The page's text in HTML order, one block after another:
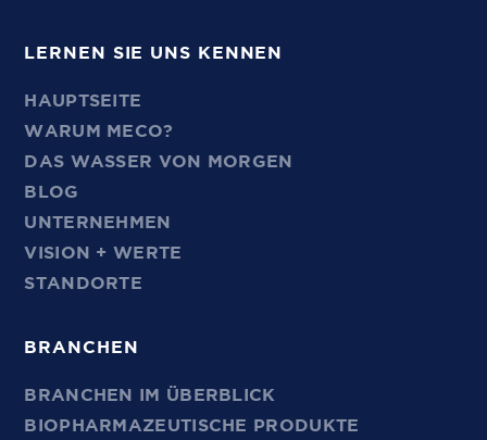
LERNEN SIE UNS KENNEN
HAUPTSEITE
WARUM MECO?
DAS WASSER VON MORGEN
BLOG
UNTERNEHMEN
VISION + WERTE
STANDORTE
BRANCHEN
BRANCHEN IM ÜBERBLICK
BIOPHARMAZEUTISCHE PRODUKTE